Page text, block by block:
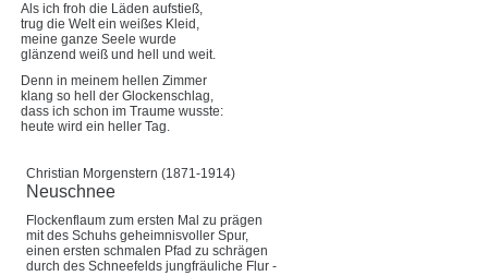
Als ich froh die Läden aufstieß,
trug die Welt ein weißes Kleid,
meine ganze Seele wurde
glänzend weiß und hell und weit.
Denn in meinem hellen Zimmer
klang so hell der Glockenschlag,
dass ich schon im Traume wusste:
heute wird ein heller Tag.
Christian Morgenstern (1871-1914)
Neuschnee
Flockenflaum zum ersten Mal zu prägen
mit des Schuhs geheimnisvoller Spur,
einen ersten schmalen Pfad zu schrägen
durch des Schneefelds jungfräuliche Flur -